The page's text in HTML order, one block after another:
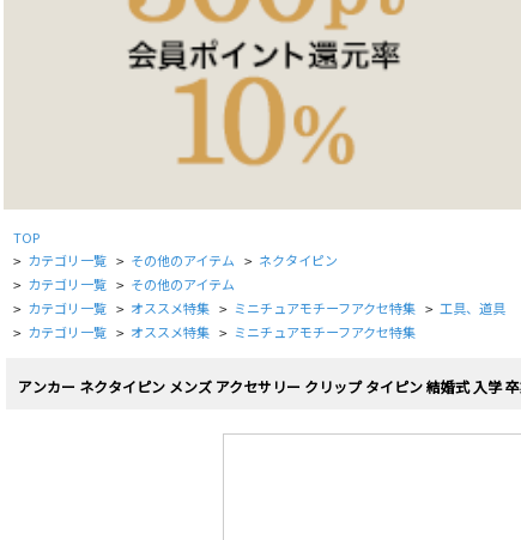
TOP
> カテゴリ一覧 > その他のアイテム > ネクタイピン
> カテゴリ一覧 > その他のアイテム
> カテゴリ一覧 > オススメ特集 > ミニチュアモチーフアクセ特集 > 工具、道具
> カテゴリ一覧 > オススメ特集 > ミニチュアモチーフアクセ特集
アンカー ネクタイピン メンズ アクセサリー クリップ タイピン 結婚式 入学